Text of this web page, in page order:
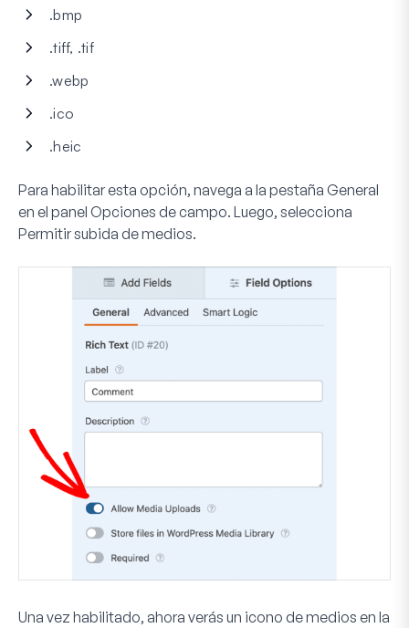
.bmp
.tiff, .tif
.webp
.ico
.heic
Para habilitar esta opción, navega a la pestaña General
en el panel Opciones de campo. Luego, selecciona
Permitir subida de medios.
Una vez habilitado, ahora verás un icono de medios en la